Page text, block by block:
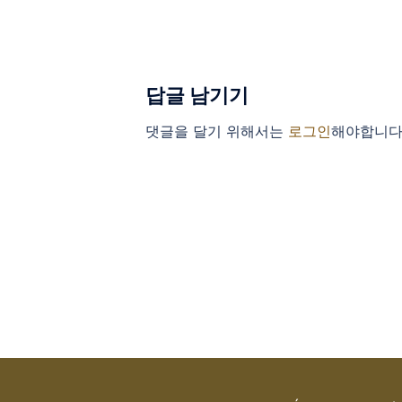
답글 남기기
댓글을 달기 위해서는 로그인해야합니